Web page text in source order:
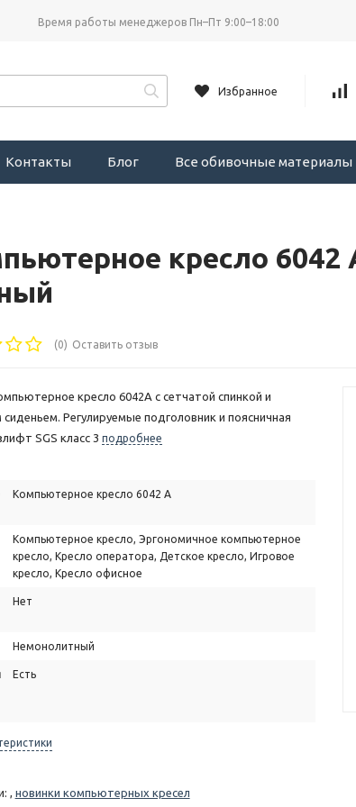
Время работы менеджеров Пн–Пт 9:00–18:00
Избранное
Контакты Блог Все обивочные материалы
кресло 6042
(0) Оставить отзыв
кресло 6042A с сетчатой спинкой и
Регулируемые подголовник и поясничная
SGS класс 3 подробнее
Компьютерное кресло 6042 A
Компьютерное кресло, Эргономичное компьютерное
кресло, Кресло оператора, Детское кресло, Игровое
кресло, Кресло офисное
Нет
Немонолитный
Есть
, новинки компьютерных кресел